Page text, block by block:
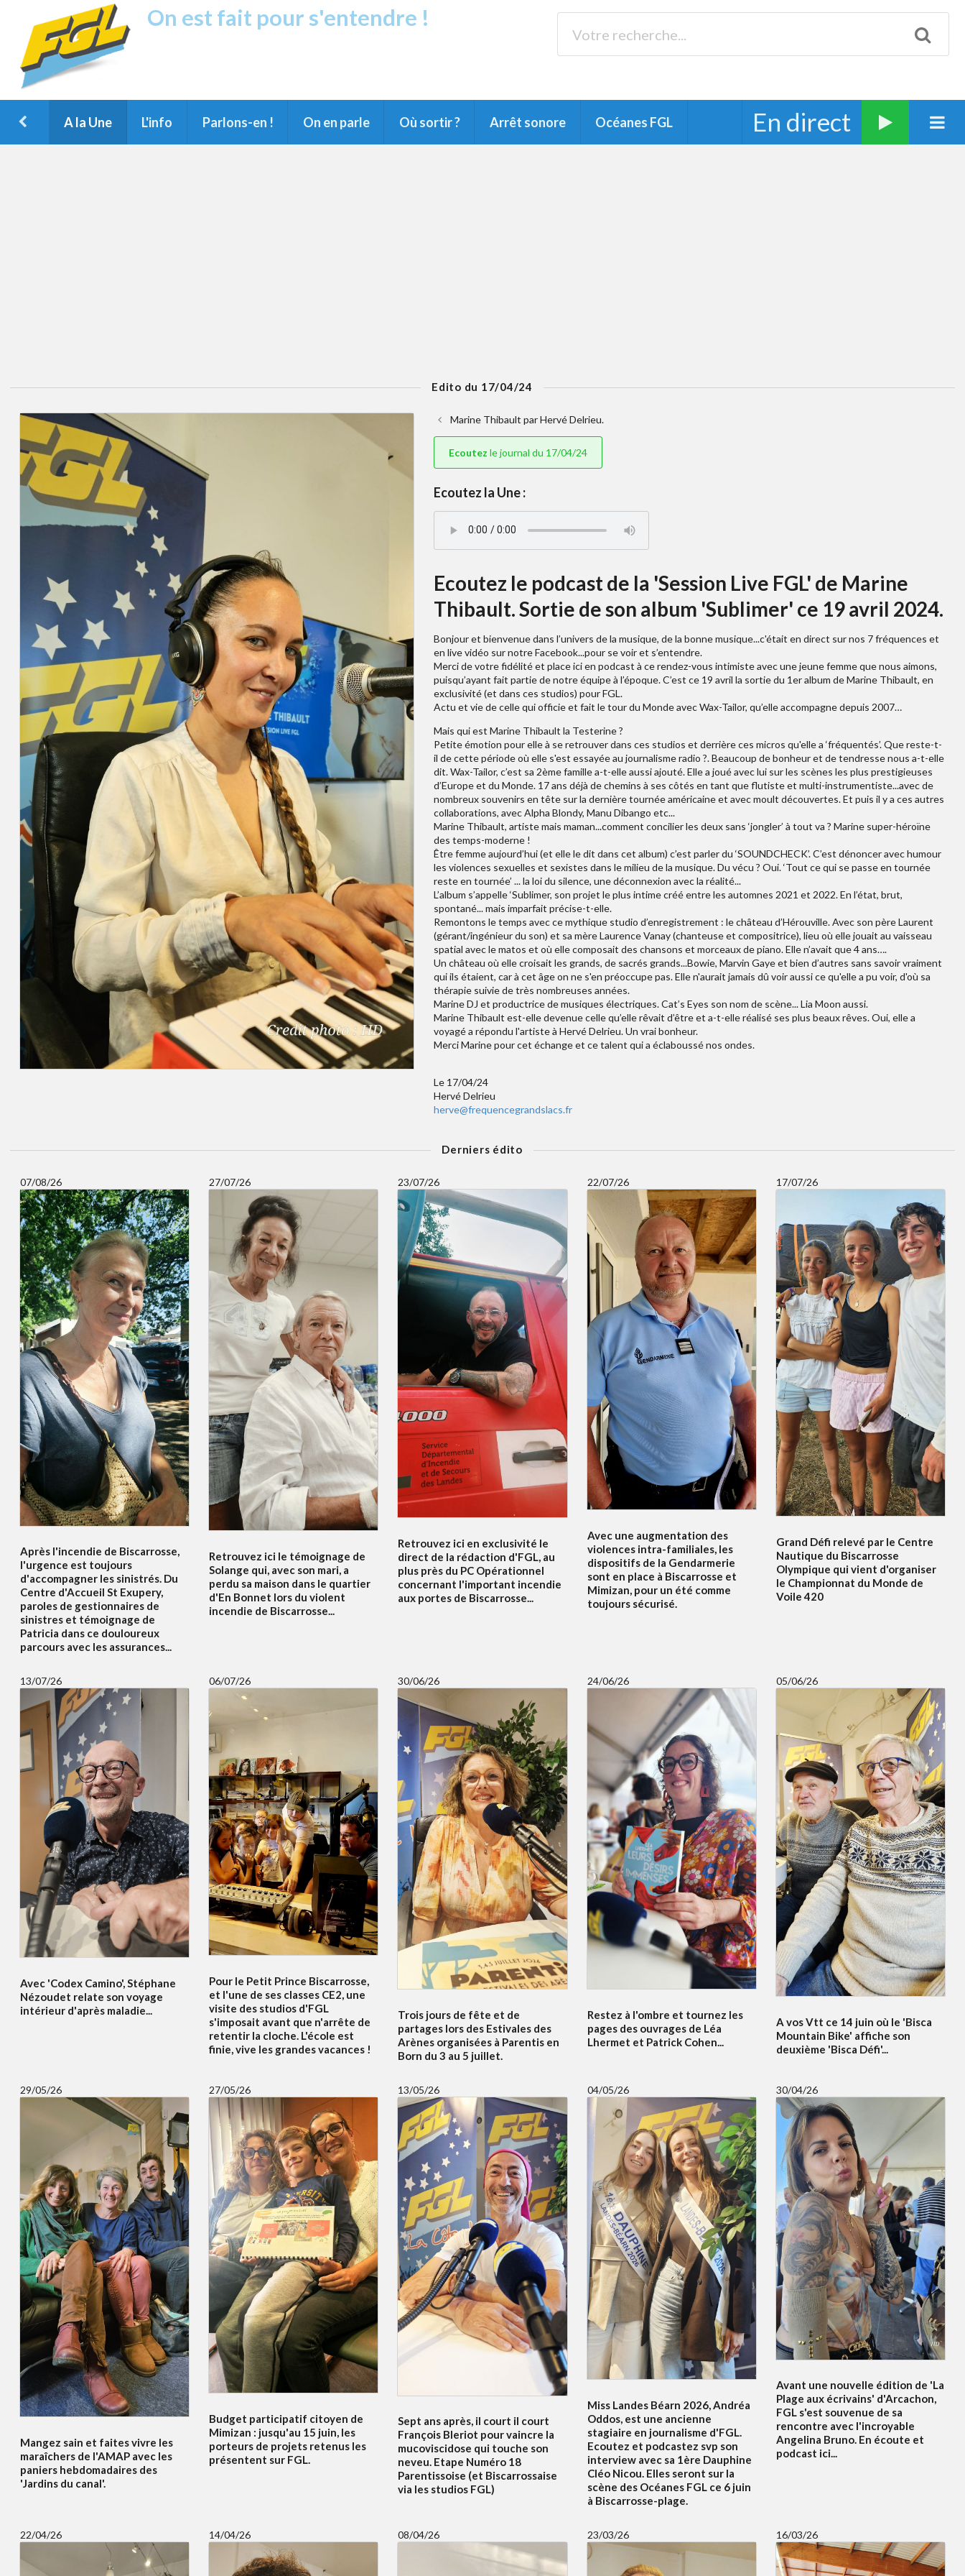
On est fait pour s'entendre !
A la Une L'info Parlons-en ! On en parle Où sortir ? Arrêt sonore Océanes FGL En direct
Edito du 17/04/24
Marine Thibault par Hervé Delrieu.
Ecoutez le journal du 17/04/24
Ecoutez la Une :
Ecoutez le podcast de la 'Session Live FGL' de Marine
Thibault. Sortie de son album 'Sublimer' ce 19 avril 2024.
Bonjour et bienvenue dans l’univers de la musique, de la bonne musique...c'était en direct sur nos 7 fréquences et
en live vidéo sur notre Facebook...pour se voir et s’entendre.
Merci de votre fidélité et place ici en podcast à ce rendez-vous intimiste avec une jeune femme que nous aimons,
puisqu’ayant fait partie de notre équipe à l’époque. C’est ce 19 avril la sortie du 1er album de Marine Thibault, en
exclusivité (et dans ces studios) pour FGL.
Actu et vie de celle qui officie et fait le tour du Monde avec Wax-Tailor, qu’elle accompagne depuis 2007…
Mais qui est Marine Thibault la Testerine ?
Petite émotion pour elle à se retrouver dans ces studios et derrière ces micros qu'elle a ‘fréquentés’. Que reste-t-
il de cette période où elle s'est essayée au journalisme radio ?. Beaucoup de bonheur et de tendresse nous a-t-elle
dit. Wax-Tailor, c’est sa 2ème famille a-t-elle aussi ajouté. Elle a joué avec lui sur les scènes les plus prestigieuses
d’Europe et du Monde. 17 ans déjà de chemins à ses côtés en tant que flutiste et multi-instrumentiste...avec de
nombreux souvenirs en tête sur la dernière tournée américaine et avec moult découvertes. Et puis il y a ces autres
collaborations, avec Alpha Blondy, Manu Dibango etc...
Marine Thibault, artiste mais maman...comment concilier les deux sans ‘jongler’ à tout va ? Marine super-héroïne
des temps-moderne !
Être femme aujourd’hui (et elle le dit dans cet album) c’est parler du ‘SOUNDCHECK’. C’est dénoncer avec humour
les violences sexuelles et sexistes dans le milieu de la musique. Du vécu ? Oui. ‘Tout ce qui se passe en tournée
reste en tournée’ ... la loi du silence, une déconnexion avec la réalité...
L’album s’appelle ‘Sublimer, son projet le plus intime créé entre les automnes 2021 et 2022. En l’état, brut,
spontané... mais imparfait précise-t-elle.
Remontons le temps avec ce mythique studio d’enregistrement : le château d’Hérouville. Avec son père Laurent
(gérant/ingénieur du son) et sa mère Laurence Vanay (chanteuse et compositrice), lieu où elle jouait au vaisseau
spatial avec le matos et où elle composait des chansons et morceaux de piano. Elle n’avait que 4 ans….
Un château où elle croisait les grands, de sacrés grands...Bowie, Marvin Gaye et bien d’autres sans savoir vraiment
qui ils étaient, car à cet âge on ne s'en préoccupe pas. Elle n'aurait jamais dû voir aussi ce qu'elle a pu voir, d'où sa
thérapie suivie de très nombreuses années.
Marine DJ et productrice de musiques électriques. Cat’s Eyes son nom de scène... Lia Moon aussi.
Marine Thibault est-elle devenue celle qu’elle rêvait d’être et a-t-elle réalisé ses plus beaux rêves. Oui, elle a
voyagé a répondu l'artiste à Hervé Delrieu. Un vrai bonheur.
Merci Marine pour cet échange et ce talent qui a éclaboussé nos ondes.
Le 17/04/24
Hervé Delrieu
herve@frequencegrandslacs.fr
Derniers édito
07/08/26
Après l'incendie de Biscarrosse,
l'urgence est toujours
d'accompagner les sinistrés. Du
Centre d'Accueil St Exupery,
paroles de gestionnaires de
sinistres et témoignage de
Patricia dans ce douloureux
parcours avec les assurances...
27/07/26
Retrouvez ici le témoignage de
Solange qui, avec son mari, a
perdu sa maison dans le quartier
d'En Bonnet lors du violent
incendie de Biscarrosse...
23/07/26
Retrouvez ici en exclusivité le
direct de la rédaction d'FGL, au
plus près du PC Opérationnel
concernant l'important incendie
aux portes de Biscarrosse...
22/07/26
Avec une augmentation des
violences intra-familiales, les
dispositifs de la Gendarmerie
sont en place à Biscarrosse et
Mimizan, pour un été comme
toujours sécurisé.
17/07/26
Grand Défi relevé par le Centre
Nautique du Biscarrosse
Olympique qui vient d'organiser
le Championnat du Monde de
Voile 420
13/07/26
Avec 'Codex Camino', Stéphane
Nézoudet relate son voyage
intérieur d'après maladie...
06/07/26
Pour le Petit Prince Biscarrosse,
et l'une de ses classes CE2, une
visite des studios d'FGL
s'imposait avant que n'arrête de
retentir la cloche. L'école est
finie, vive les grandes vacances !
30/06/26
Trois jours de fête et de
partages lors des Estivales des
Arènes organisées à Parentis en
Born du 3 au 5 juillet.
24/06/26
Restez à l'ombre et tournez les
pages des ouvrages de Léa
Lhermet et Patrick Cohen...
05/06/26
A vos Vtt ce 14 juin où le 'Bisca
Mountain Bike' affiche son
deuxième 'Bisca Défi'...
29/05/26
Mangez sain et faites vivre les
maraîchers de l'AMAP avec les
paniers hebdomadaires des
'Jardins du canal'.
27/05/26
Budget participatif citoyen de
Mimizan : jusqu'au 15 juin, les
porteurs de projets retenus les
présentent sur FGL.
13/05/26
Sept ans après, il court il court
François Bleriot pour vaincre la
mucoviscidose qui touche son
neveu. Etape Numéro 18
Parentissoise (et Biscarrossaise
via les studios FGL)
04/05/26
Miss Landes Béarn 2026, Andréa
Oddos, est une ancienne
stagiaire en journalisme d'FGL.
Ecoutez et podcastez svp son
interview avec sa 1ère Dauphine
Cléo Nicou. Elles seront sur la
scène des Océanes FGL ce 6 juin
à Biscarrosse-plage.
30/04/26
Avant une nouvelle édition de 'La
Plage aux écrivains' d'Arcachon,
FGL s'est souvenue de sa
rencontre avec l'incroyable
Angelina Bruno. En écoute et
podcast ici...
22/04/26 14/04/26 08/04/26 23/03/26 16/03/26